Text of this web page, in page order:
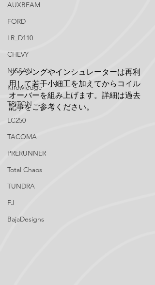
AUXBEAM
FORD
LR_D110
CHEVY
NISSAN
Knowledge
TRITON
LC250
TACOMA
PRERUNNER
Total Chaos
TUNDRA
FJ
BajaDesigns
ブッシングやインシュレーターは再利
用して若干小細工を加えてからコイル
オーバーを組み上げます。詳細は過去
記事をご参考ください。